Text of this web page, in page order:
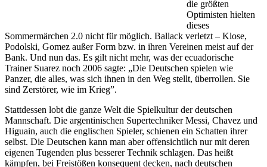
die größten
Optimisten hielten
dieses
Sommermärchen 2.0 nicht für möglich. Ballack verletzt – Klose,
Podolski, Gomez außer Form bzw. in ihren Vereinen meist auf der
Bank. Und nun das. Es gilt nicht mehr, was der ecuadorische
Trainer Suarez noch 2006 sagte: „Die Deutschen spielen wie
Panzer, die alles, was sich ihnen in den Weg stellt, überrollen. Sie
sind Zerstörer, wie im Krieg”.
Stattdessen lobt die ganze Welt die Spielkultur der deutschen
Mannschaft. Die argentinischen Supertechniker Messi, Chavez und
Higuain, auch die englischen Spieler, schienen ein Schatten ihrer
selbst. Die Deutschen kann man aber offensichtlich nur mit deren
eigenen Tugenden plus besserer Technik schlagen. Das heißt
kämpfen, bei Freistößen konsequent decken, nach deutschen